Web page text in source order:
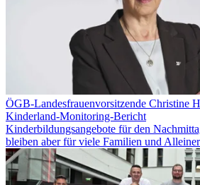
ÖGB-Landesfrauenvorsitzende Christine
Kinderland-Monitoring-Bericht
Kinderbildungsangebote für den
bleiben aber für viele Familien und